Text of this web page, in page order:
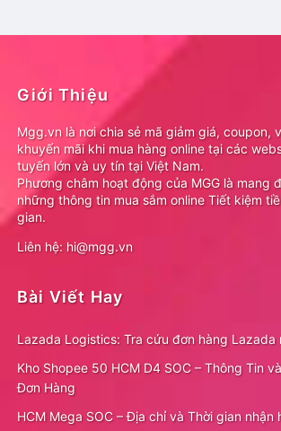
Giới Thiệu
Mgg.vn là nơi chia sẻ mã giảm giá, coupon,
khuyến mãi khi mua hàng online tại các
tuyến lớn và uy tín tại Việt Nam.
Phương châm hoạt động của MGG là mang
những thông tin mua sắm online Tiết kiệm
gian.
Liên hệ: hi@mgg.vn
Bài Viết Hay
Lazada Logistics: Tra cứu đơn hàng Lazada
Kho Shopee 50 HCM D4 SOC – Thông Tin
Đơn Hàng
HCM Mega SOC – Địa chỉ và Thời gian nhận